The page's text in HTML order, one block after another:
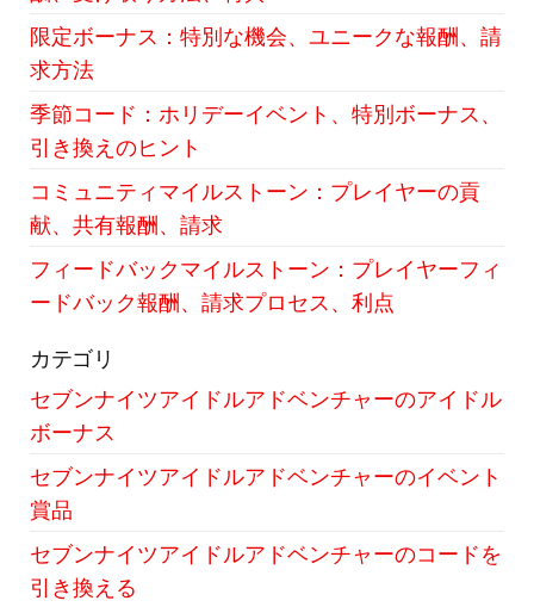
限定ボーナス：特別な機会、ユニークな報酬、請
求方法
季節コード：ホリデーイベント、特別ボーナス、
引き換えのヒント
コミュニティマイルストーン：プレイヤーの貢
献、共有報酬、請求
フィードバックマイルストーン：プレイヤーフィ
ードバック報酬、請求プロセス、利点
カテゴリ
セブンナイツアイドルアドベンチャーのアイドル
ボーナス
セブンナイツアイドルアドベンチャーのイベント
賞品
セブンナイツアイドルアドベンチャーのコードを
引き換える